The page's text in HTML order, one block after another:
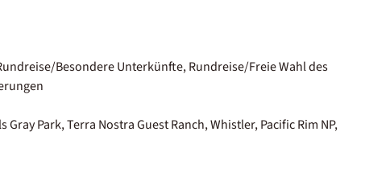
Besondere Unterkünfte, Rundreise/Freie Wahl des
Gray Park, Terra Nostra Guest Ranch, Whistler, Pacific Rim NP,